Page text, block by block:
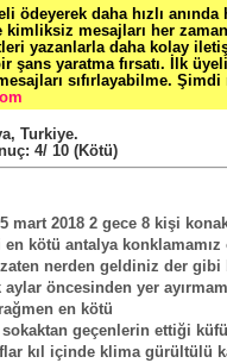
ödeyerek daha hızlı
mesajları her zaman
yazanlarla daha kolay
şans yaratma fırsatı. İlk
sıfırlayabilme. Şimdi
, Turkiye.
4/ 10 (Kötü)
mart 2018 2 gece 8 kişi
en kötü antalya
zaten nerden geldiniz der gibi
öncesinden yer
en kötü
geçenlerin ettiği
kıl içinde klima gürültülü